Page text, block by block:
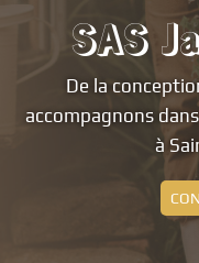
SAS
De la
accompagnons
à